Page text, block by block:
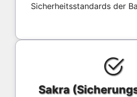
Sicherheitsstandards der
Sakra